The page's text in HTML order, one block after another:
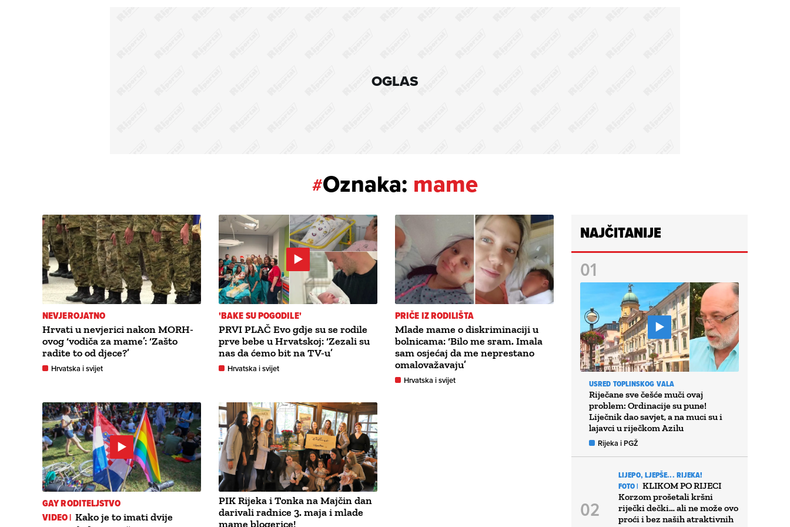
OGLAS
#Oznaka: mame
NEVJEROJATNO
Hrvati u nevjerici nakon MORH-
ovog ‘vodiča za mame’: ‘Zašto
radite to od djece?’
Hrvatska i svijet
'BAKE SU POGODILE'
PRVI PLAČ Evo gdje su se rodile
prve bebe u Hrvatskoj: ‘Zezali su
nas da ćemo bit na TV-u’
Hrvatska i svijet
PRIČE IZ RODILIŠTA
Mlade mame o diskriminaciji u
bolnicama: ‘Bilo me sram. Imala
sam osjećaj da me neprestano
omalovažavaju’
Hrvatska i svijet
GAY RODITELJSTVO
VIDEO | Kako je to imati dvije
PIK Rijeka i Tonka na Majčin dan
darivali radnice 3. maja i mlade
mame blogerice!
NAJČITANIJE
USRED TOPLINSKOG VALA
Riječane sve češće muči ovaj
problem: Ordinacije su pune!
Liječnik dao savjet, a na muci su i
lajavci u riječkom Azilu
Rijeka i PGŽ
LIJEPO, LJEPŠE... RIJEKA!
FOTO | KLIKOM PO RIJECI
Korzom prošetali kršni
riječki dečki… ali ne može ovo
proći i bez naših atraktivnih